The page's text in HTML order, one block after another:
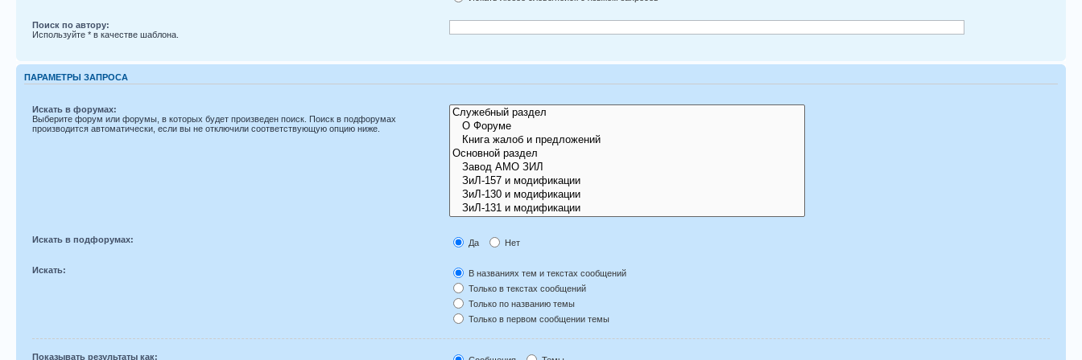
Поиск по автору:
Используйте * в качестве шаблона.
ПАРАМЕТРЫ ЗАПРОСА
Искать в форумах:
Выберите форум или форумы, в которых будет произведен поиск. Поиск в подфорумах
производится автоматически, если вы не отключили соответствующую опцию ниже.
Искать в подфорумах: Да Нет
Искать:
В названиях тем и текстах сообщений
Только в текстах сообщений
Только по названию темы
Только в первом сообщении темы
Показывать результаты как: